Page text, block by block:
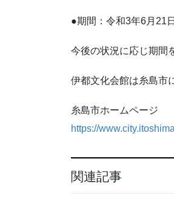
●期間：令和3年6月21
今後の状況に応じ期間
伊都文化会館は糸島市
糸島市ホームページ
https://
関連記事